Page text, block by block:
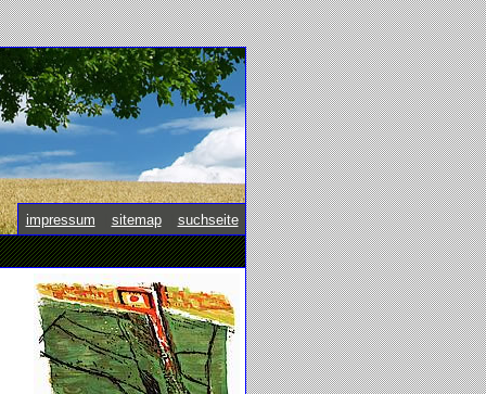
impressum sitemap| suchseite